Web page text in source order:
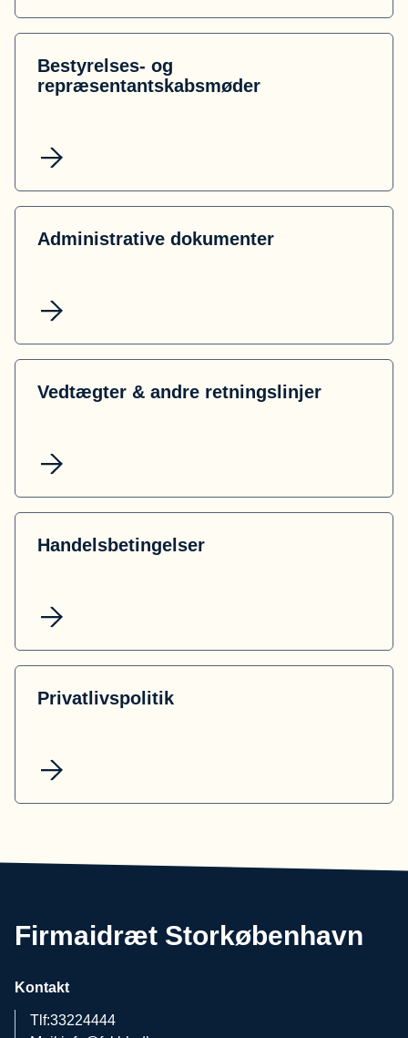
Bestyrelses- og
repræsentantskabsmøder
Administrative dokumenter
Vedtægter & andre retningslinjer
Handelsbetingelser
Privatlivspolitik
Firmaidræt Storkøbenhavn
Kontakt
Tlf:33224444